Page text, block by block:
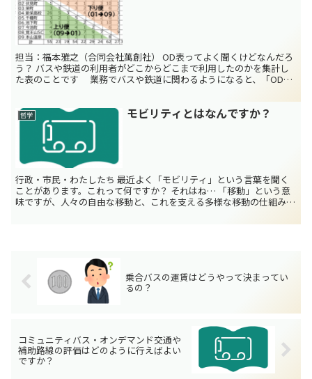
担当：福本雅之（合同会社萬創社） OD表ってよく聞くけどなんだろ
う？ バスや鉄道の利用者がどこからどこまで利用したのかを集計し
た表のことです 業務でバスや鉄道に関わるようになると、「ODデ
哲学 モビリティとはなんですか？
行政・市民・わたしたち 最近よく「モビリティ」という言葉を聞く
ことがあります。これって何ですか？ それはね… 「移動」という意
味ですが、人々の自由な移動と、これを支える多様な移動の仕組みを
乗合バスの運賃はどうやって決まってい
るの？
コミュニティバス・オンデマンド交通や
補助路線の評価はどのように行えばよい
ですか？